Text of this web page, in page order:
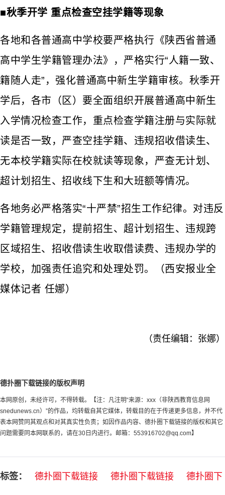
■秋季开学 重点检查空挂学籍等现象
各地和各普通高中学校要严格执行《陕西省普通
高中学生学籍管理办法》，严格实行“人籍一致、
籍随人走”，强化普通高中新生学籍审核。秋季开
学后，各市（区）要全面组织开展普通高中新生
入学情况检查工作，重点检查学籍注册与实际就
读是否一致，严查空挂学籍、违规招收借读生、
无本校学籍实际在校就读等现象，严查无计划、
超计划招生、招收线下生和大班额等情况。
各地务必严格落实“十严禁”招生工作纪律。对违反
学籍管理规定，提前招生、超计划招生、违规跨
区域招生、招收借读生收取借读费、违规办学的
学校，加强责任追究和处理处罚。（西安报业全
媒体记者 任娜）
（责任编辑：张娜）
德扑圈下载链接的版权声明
本网原创，未经许可，不得转载。【注：凡注明“来源：xxx（非陕西教育信息网
snedunews.cn）”的作品，均转载自其它媒体，转载目的在于传递更多信息，并不代
表本网赞同其观点和对其真实性负责；如因作品内容、德扑圈下载链接的版权和其它
问题需要同本网联系的，请在30日内进行。邮箱： 553916702@qq.com】
标签： 德扑圈下载链接 德扑圈下载链接 德扑圈下